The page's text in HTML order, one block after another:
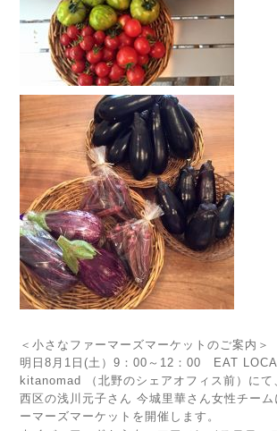
＜小さなファーマーズマーケットのご案内＞
明日8月1日(土）9：00～12：00 EAT
kitanomad （北野のシェアオフィス前）にて
西区の浅川元子さん 今城里華さん女性チー
ーマーズマーケットを開催します。